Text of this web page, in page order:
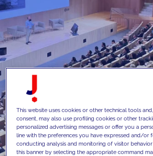
This website uses cookies or other technical tools
consent, may also use profiling cookies or other
personalized advertising messages or offer you a
line with the preferences you have expressed and/or
conducting analysis and monitoring of visitor
this banner by selecting the appropriate command